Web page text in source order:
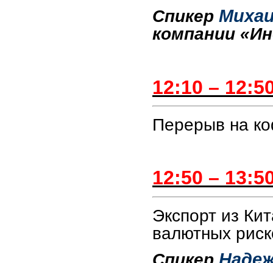
Спикер
компании
12:10 –
Перерыв на
12:50 –
Экспорт из
валютных